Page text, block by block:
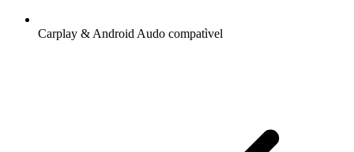
Carplay & Android Audo compatìvel